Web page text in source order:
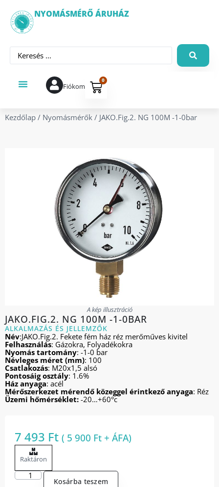
NYOMÁSMÉRŐ ÁRUHÁZ
Fiókom
0
Kezdőlap / Nyomásmérők / JAKO.Fig.2. NG 100M -1-0bar
A kép illusztráció
JAKO.FIG.2. NG 100M -1-0BAR
ALKALMAZÁS ÉS JELLEMZŐK
Név:JAKO.Fig.2. Fekete fém ház réz merőműves kivitel
Felhasználás: Gázokra, Folyadékokra
Nyomás tartomány: -1-0 bar
Névleges méret (mm): 100
Csatlakozás: M20x1,5 alsó
Pontosáig osztály: 1.6%
Ház anyaga: acél
Mérőszerkezet mérendő közeggel érintkező anyaga: Réz
Üzemi hőmérséklet: -20…+60°c
7 493 Ft ( 5 900 Ft + ÁFA)
Raktáron
Kosárba teszem